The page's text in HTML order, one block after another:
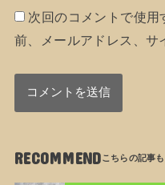
次回のコメントで使用
前、メールアドレス、サ
RECOMMEND